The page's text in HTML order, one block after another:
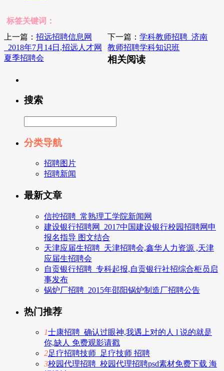
标签关键词：
上一篇： 招远招聘信息网
_2018年7月14日,招远人才网
夏季招聘会
下一篇：学科教师招聘_济南
教师招聘学科知识班
相关阅读
搜索
分类导航
招聘图片
招聘新闻
最新文章
信控招聘_常熟理工学院新闻网
建设银行招聘网_2017中国建设银行校园招聘网申
报名指导 图文结合
天津应届生招聘_天津招聘会,鑫华人力资源 ,天津
应届生招聘会
自贡银行招聘_专科起报,自贡银行社招综合柜员启
事发布
锅炉厂招聘_2015年邵阳锅炉制造厂招聘公告
热门推荐
1士康招聘_确认过眼神,我遇上对的人 l 说的就是
你,缺人 免费观影请戳
2足疗招聘技师_足疗技师 招聘
3校园代理招聘_校园代理招聘psd素材免费下载 海